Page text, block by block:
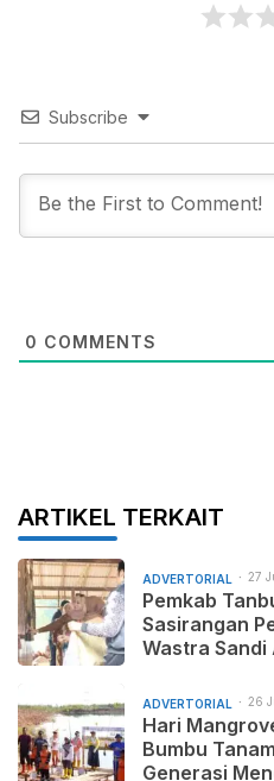
Subscribe
0 COMMENTS
ARTIKEL TERKAIT
ADVERTORIAL 27
Pemkab
Sasirangan
Wastra
ADVERTORIAL 26
Hari
Bumbu
Generasi